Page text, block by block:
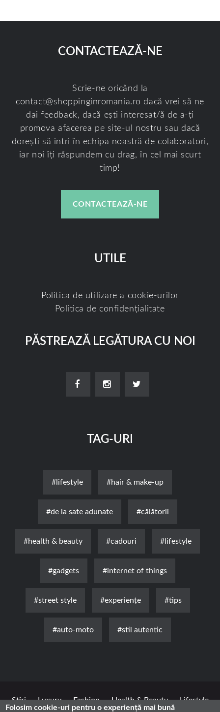
CONTACTEAZĂ-NE
Scrie-ne oricând la
contact@shoppinginromania.ro dacă vrei să ne
dai feedback, dacă ești interesat/ă de a-ți
promova afacerea pe site-ul nostru sau dacă
dorești să intri în echipa noastră de colaboratori,
iar noi îți răspundem cu drag, în cel mai scurt
timp!
CONTACTEAZĂ-NE
UTILE
Politica de utilizare a cookie-urilor
Politica de confidențialitate
PĂSTREAZĂ LEGĂTURA CU NOI
TAG-URI
#lifestyle #hair & make-up
#de la sate adunate #călătorii
#health & beauty #cadouri #lifestyle
#gadgets #internet of things
#street style #experienţe #tips
#auto-moto #stil autentic
Știri Luxury Fashion Health & Beauty
Lifestyle
Folosim cookie-uri pentru o experiență mai bună